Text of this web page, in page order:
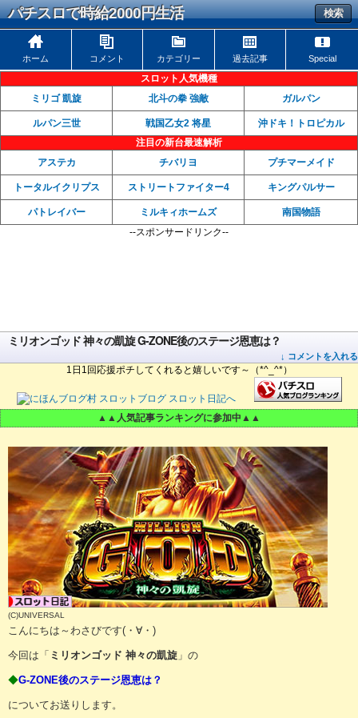
パチスロで時給2000円生活 検索
ホーム コメント カテゴリー 過去記事 Special
スロット人気機種
ミリゴ 凱旋
北斗の拳 強敵 ガルパン
ルパン三世 戦国乙女2 将星
沖ドキ！トロピカル
注目の新台最速解析
アステカ
チバリヨ プチマーメイド
トータルイクリプス ストリートファイター4 キングパルサー
パトレイバー ミルキィホームズ
南国物語
--スポンサードリンク--
ミリオンゴッド 神々の凱旋 G-ZONE後のステージ恩恵は？
↓ コメントを入れる
1日1回応援ポチしてくれると嬉しいです～（*^_^*）
▲▲人気記事ランキングに参加中▲▲
(C)UNIVERSAL
こんにちは～わさびです(・∀・)
今回は「 ミリオンゴッド 神々の凱旋 」の
◆G-ZONE後のステージ恩恵は？
についてお送りします。